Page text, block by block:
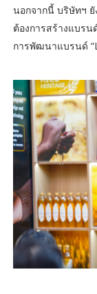
นอกจากนี้ บริษัทฯ ยั
ต้องการสร้างแบร
การพัฒนาแบรนด์